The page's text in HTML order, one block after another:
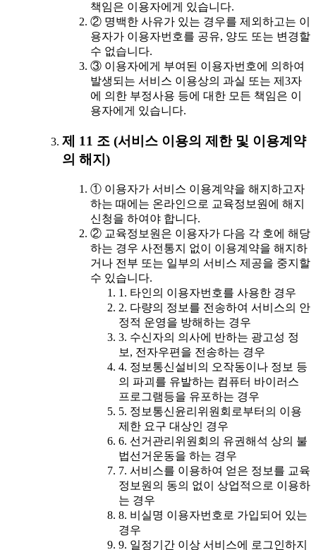
책임은 이용자에게 있습니다.
② 명백한 사유가 있는 경우를 제외하고는 이
용자가 이용자번호를 공유, 양도 또는 변경할
수 없습니다.
③ 이용자에게 부여된 이용자번호에 의하여
발생되는 서비스 이용상의 과실 또는 제3자
에 의한 부정사용 등에 대한 모든 책임은 이
용자에게 있습니다.
제 11 조 (서비스 이용의 제한 및 이용계약
의 해지)
① 이용자가 서비스 이용계약을 해지하고자
하는 때에는 온라인으로 교육정보원에 해지
신청을 하여야 합니다.
② 교육정보원은 이용자가 다음 각 호에 해당
하는 경우 사전통지 없이 이용계약을 해지하
거나 전부 또는 일부의 서비스 제공을 중지할
수 있습니다.
1. 타인의 이용자번호를 사용한 경우
2. 다량의 정보를 전송하여 서비스의 안
정적 운영을 방해하는 경우
3. 수신자의 의사에 반하는 광고성 정
보, 전자우편을 전송하는 경우
4. 정보통신설비의 오작동이나 정보 등
의 파괴를 유발하는 컴퓨터 바이러스
프로그램등을 유포하는 경우
5. 정보통신윤리위원회로부터의 이용
제한 요구 대상인 경우
6. 선거관리위원회의 유권해석 상의 불
법선거운동을 하는 경우
7. 서비스를 이용하여 얻은 정보를 교육
정보원의 동의 없이 상업적으로 이용하
는 경우
8. 비실명 이용자번호로 가입되어 있는
경우
9. 일정기간 이상 서비스에 로그인하지